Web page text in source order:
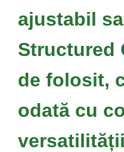
ajustabil
Structured
de folosit,
odată cu